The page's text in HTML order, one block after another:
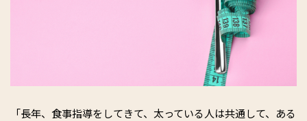
「長年、食事指導をしてきて、太っている人は共通して、ある